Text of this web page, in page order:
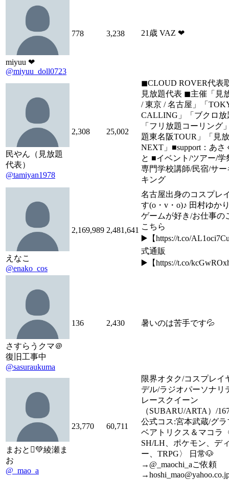
miyuu ❤︎
@miyuu_doll0723
778 3,238 21歳 VAZ ❤︎
民やん（見放題
代表）
@tamiyan1978
2,308 25,002
◼︎CLOUD ROVER代表
見放題代表 ◼︎主催「見
/ 東京 / 名古屋」「
CALLING」「ブクロ放
「フリ放題コーリング
題東名阪TOUR」「見
NEXT」■support：あさ
と ■イベント/ツアー/学
専門学校講師/民宿/サー
キング
えなこ
@enako_cos
2,169,989 2,481,641
名古屋出身のコスプレ
す(o・v・o)♪ 田村ゆか
ゲームが好き/お仕事の
こちら
▶️【https://t.co/
式通販
▶️【https://t.co/
さすらうクマ＠
復旧工事中
@sasuraukuma
136 2,430 暑いのは苦手です💦
まおと🫍💚綾瀬ま
お
@_mao_a
23,770 60,711
限界オタク/コスプレイ
デル/ラジオパーソナリ
レースクイーン
（SUBARU/ARTA）/
公式コス:宮本武蔵/グラ
ベアトリクス＆マコラ
SH/LH、ポケモン、デ
ー、TRPG〉 日常🐶
→@_maochi_aご依頼